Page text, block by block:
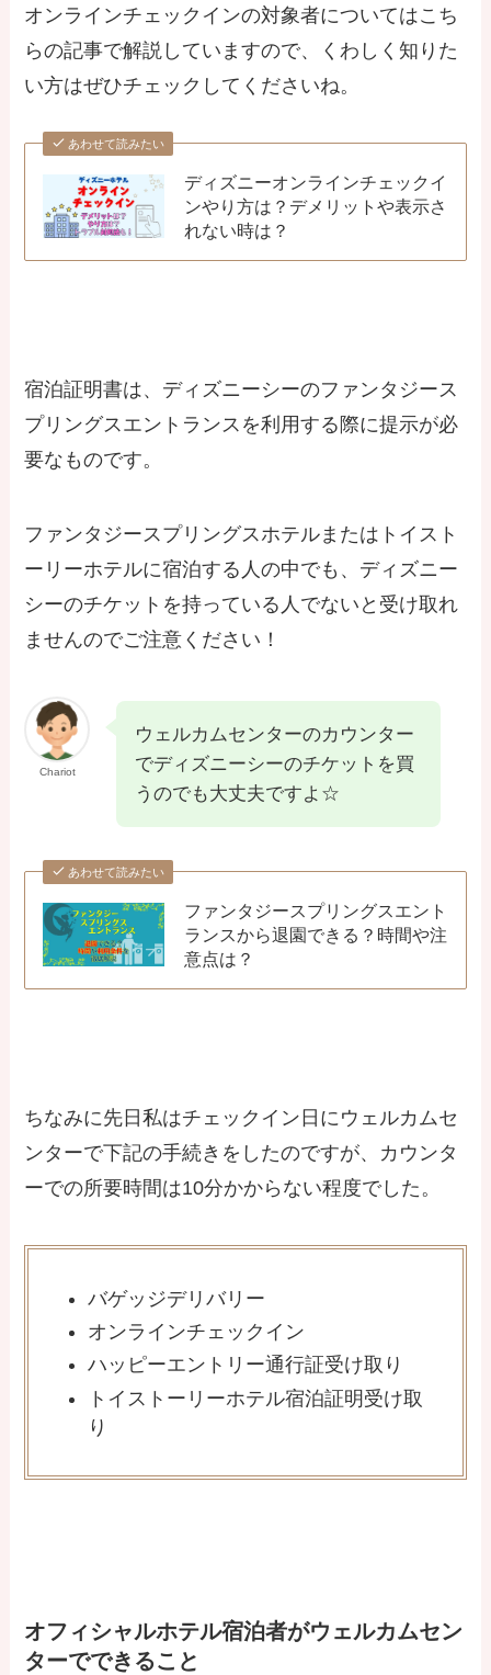
オンラインチェックインの対象者についてはこち
らの記事で解説していますので、くわしく知りた
い方はぜひチェックしてくださいね。
あわせて読みたい
ディズニーオンラインチェックイ
ンやり方は？デメリットや表示さ
れない時は？
宿泊証明書は、ディズニーシーのファンタジース
プリングスエントランスを利用する際に提示が必
要なものです。
ファンタジースプリングスホテルまたはトイスト
ーリーホテルに宿泊する人の中でも、ディズニー
シーのチケットを持っている人でないと受け取れ
ませんのでご注意ください！
Chariot
ウェルカムセンターのカウンター
でディズニーシーのチケットを買
うのでも大丈夫ですよ☆
あわせて読みたい
ファンタジースプリングスエント
ランスから退園できる？時間や注
意点は？
ちなみに先日私はチェックイン日にウェルカムセ
ンターで下記の手続きをしたのですが、カウンタ
ーでの所要時間は10分かからない程度でした。
バゲッジデリバリー
オンラインチェックイン
ハッピーエントリー通行証受け取り
トイストーリーホテル宿泊証明受け取
り
オフィシャルホテル宿泊者がウェルカムセン
ターでできること